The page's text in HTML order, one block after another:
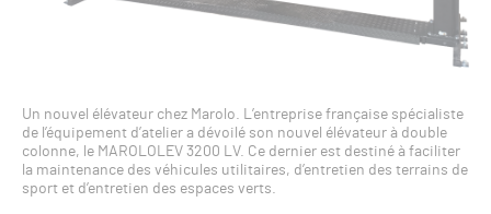
Un nouvel élévateur chez Marolo. L’entreprise française spécialiste
de l’équipement d’atelier a dévoilé son nouvel élévateur à double
colonne, le MAROLOLEV 3200 LV. Ce dernier est destiné à faciliter
la maintenance des véhicules utilitaires, d’entretien des terrains de
sport et d’entretien des espaces verts.